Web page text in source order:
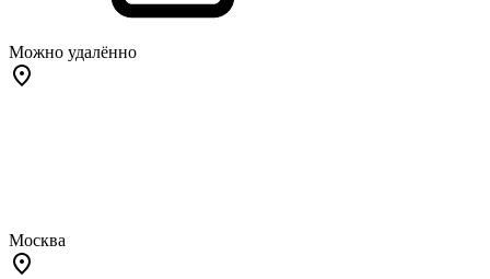
Можно удалённо
Москва